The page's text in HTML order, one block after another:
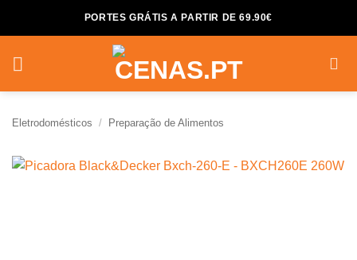
PORTES GRÁTIS A PARTIR DE 69.90€
Eletrodomésticos / Preparação de Alimentos